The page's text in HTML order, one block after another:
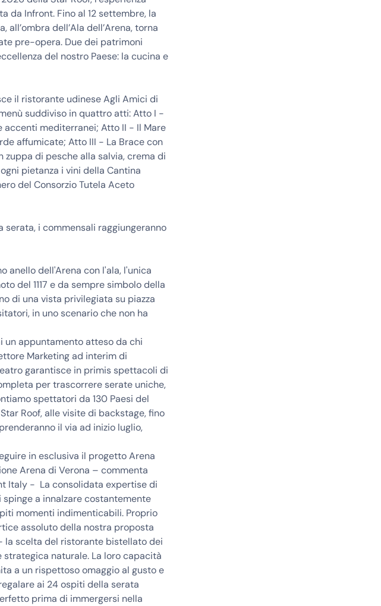
da Infront. Fino al 12 settembre, la
dell’Ala dell’Arena, torna
pre-opera. Due dei patrimoni
del nostro Paese: la cucina e
il ristorante udinese Agli Amici di
suddiviso in quattro atti: Atto I -
accenti mediterranei; Atto II - Il Mare
affumicate; Atto III - La Brace con
di pesche alla salvia, crema di
pietanza i vini della Cantina
del Consorzio Tutela Aceto
i commensali raggiungeranno
anello dell'Arena con l'ala, l'unica
del 1117 e da sempre simbolo della
di una vista privilegiata su piazza
in uno scenario che non ha
un appuntamento atteso da chi
Marketing ad interim di
garantisce in primis spettacoli di
per trascorrere serate uniche,
spettatori da 130 Paesi del
Roof, alle visite di backstage, fino
il via ad inizio luglio,
in esclusiva il progetto Arena
Arena di Verona – commenta
Italy - La consolidata expertise di
a innalzare costantemente
momenti indimenticabili. Proprio
assoluto della nostra proposta
la scelta del ristorante bistellato dei
naturale. La loro capacità
a un rispettoso omaggio al gusto e
ai 24 ospiti della serata
prima di immergersi nella